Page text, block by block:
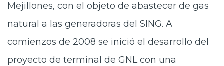
Mejillones, con el objeto de abastecer de gas
natural a las generadoras del SING. A
comienzos de 2008 se inició el desarrollo del
proyecto de terminal de GNL con una